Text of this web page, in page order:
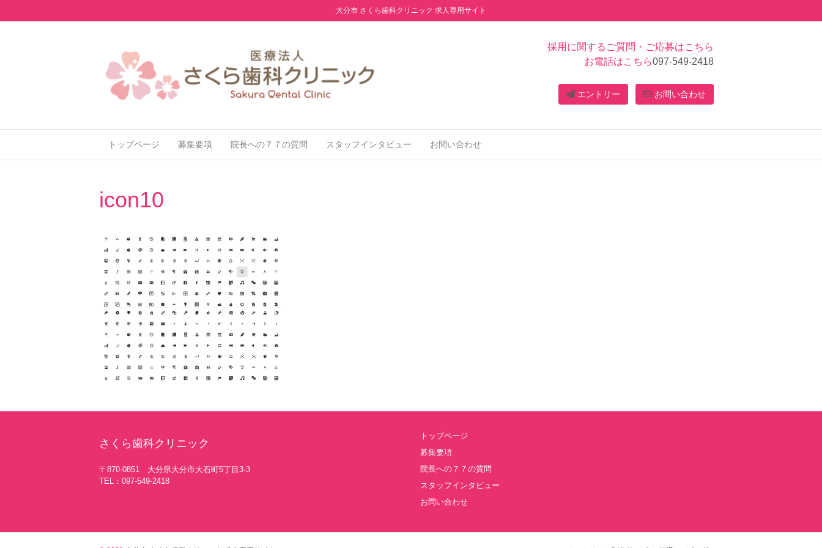
大分市 さくら歯科クリニック 求人専用サイト
採用に関するご質問・ご応募はこちら
お電話はこちら097-549-2418
エントリー お問い合わせ
トップページ 募集要項 院長への７７の質問 スタッフインタビュー お問い合わせ
icon10
さくら歯科クリニック
〒870-0851 大分県大分市大石町5丁目3-3
TEL：097-549-2418
トップページ
募集要項
院長への７７の質問
スタッフインタビュー
お問い合わせ